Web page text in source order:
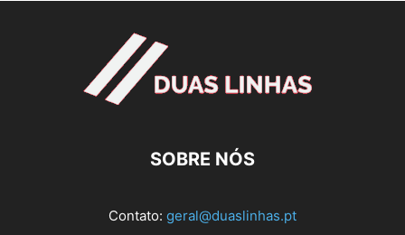
SOBRE NÓS
Contato: geral@duaslinhas.pt